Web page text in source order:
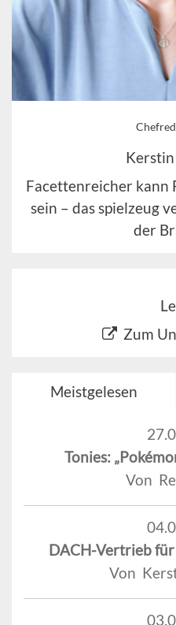
Facettenreicher kann
sein – das spielzeug
der
Zum
Meistgelesen
Tonies:
Von
DACH-Vertrieb
Von